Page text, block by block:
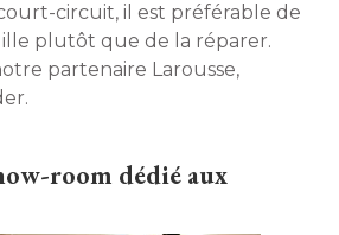
circuit, il est préférable de
plutôt que de la réparer.
partenaire Larousse,
room dédié aux